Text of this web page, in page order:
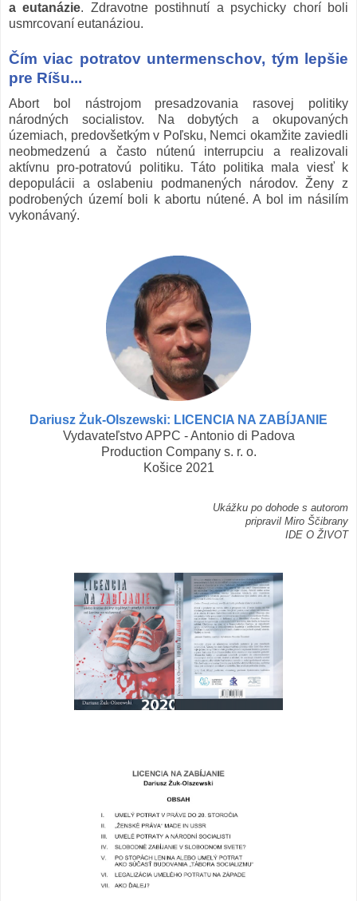
a eutanázie. Zdravotne postihnutí a psychicky chorí boli
usmrcovaní eutanáziou.
Čím viac potratov untermenschov, tým lepšie
pre Ríšu...
Abort bol nástrojom presadzovania rasovej politiky
národných socialistov. Na dobytých a okupovaných
územiach, predovšetkým v Poľsku, Nemci okamžite zaviedli
neobmedzenú a často nútenú interrupciu a realizovali
aktívnu pro-potratovú politiku. Táto politika mala viesť k
depopulácii a oslabeniu podmanených národov. Ženy z
podrobených území boli k abortu nútené. A bol im násilím
vykonávaný.
Dariusz Żuk-Olszewski: LICENCIA NA ZABÍJANIE
Vydavateľstvo APPC - Antonio di Padova
Production Company s. r. o.
Košice 2021
Ukážku po dohode s autorom
pripravil Miro Ščibrany
IDE O ŽIVOT